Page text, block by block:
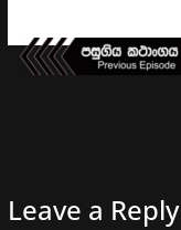
Leave a Reply